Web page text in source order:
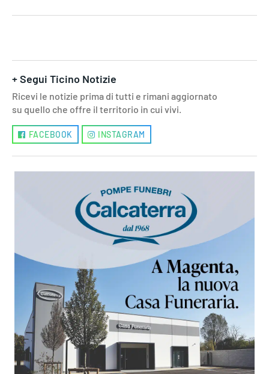
+ Segui Ticino Notizie
Ricevi le notizie prima di tutti e rimani aggiornato
su quello che offre il territorio in cui vivi.
FACEBOOK INSTAGRAM